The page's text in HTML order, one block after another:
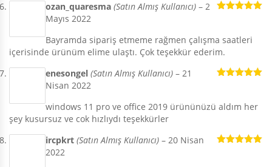
ozan_quaresma (Satın Almış Kullanıcı) – 2
Mayıs 2022
Bayramda sipariş etmeme rağmen çalışma saatleri
içerisinde ürünüm elime ulaştı. Çok teşekkür ederim.
enesongel (Satın Almış Kullanıcı) – 21
Nisan 2022
windows 11 pro ve office 2019 ürününüzü aldım her
şey kusursuz ve cok hızlıydı teşekkürler
ircpkrt (Satın Almış Kullanıcı) – 20 Nisan
2022